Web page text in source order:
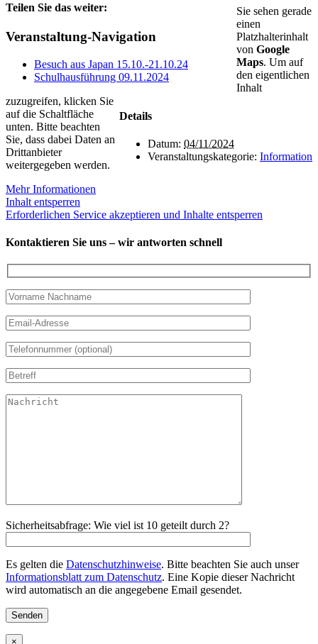
Teilen Sie das weiter:
Facebook
X
E-
Veranstaltung-Navigation
Besuch aus Japan 15.10.-21.10.24
Schulhausführung 09.11.2024
Details
Datum: 04/11/2024
Veranstaltungskategorie: Information
Sie sehen gerade
einen
Platzhalterinhalt
von Google
Maps. Um auf
den eigentlichen
Inhalt
zuzugreifen, klicken Sie
auf die Schaltfläche
unten. Bitte beachten
Sie, dass dabei Daten an
Drittanbieter
weitergegeben werden.
Mehr Informationen
Inhalt entsperren
Erforderlichen Service akzeptieren und Inhalte entsperren
Kontaktieren Sie uns – wir antworten schnell
Sicherheitsabfrage: Wie viel ist 10 geteilt durch 2?
Es gelten die Datenschutzhinweise. Bitte beachten Sie auch unser
Informationsblatt zum Datenschutz. Eine Kopie dieser Nachricht
wird automatisch an die angegebene Email gesendet.
×